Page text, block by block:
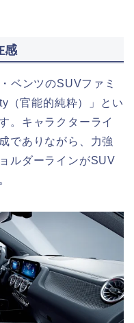
感
ベンツのSUVファミ
（官能的純粋）」とい
。キャラクターライ
でありながら、力強
ルダーラインがSUV